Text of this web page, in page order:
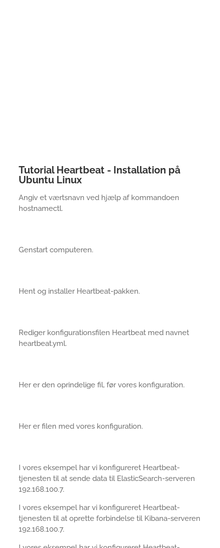
Tutorial Heartbeat - Installation på
Ubuntu Linux
Angiv et værtsnavn ved hjælp af kommandoen
hostnamectl.
Genstart computeren.
Hent og installer Heartbeat-pakken.
Rediger konfigurationsfilen Heartbeat med navnet
heartbeat.yml.
Her er den oprindelige fil, før vores konfiguration.
Her er filen med vores konfiguration.
I vores eksempel har vi konfigureret Heartbeat-
tjenesten til at sende data til ElasticSearch-serveren
192.168.100.7.
I vores eksempel har vi konfigureret Heartbeat-
tjenesten til at oprette forbindelse til Kibana-serveren
192.168.100.7.